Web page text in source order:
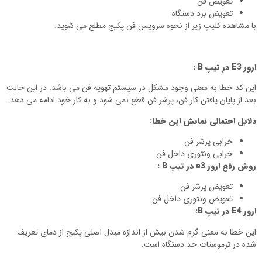
تعویض برد دستگاه
با مشاهده کلیپ زیر از نحوه سرویس فن پکیج مطلع می شوید.
ارورE3 در تیپ
:
این کد خطا به معنی وجود مشکل در سیستم تهویه فن می باشد. در این حالت
بعد از پایان یافتن کار فن، پرشر فن قطع نمی شود و به کار خود ادامه می دهد.
دلایل احتمالی نمایش این خطا:
خرابی پرشر فن
خرابی ونتوری داخل فن
روش رفع ارورe3در تیپ
:
تعویض پرشر فن
تعویض ونتوری داخل فن
ارورE4 در تیپB
:
این خطا به معنی گرم شدن بیش از اندازه مبدل اصلی پکیج از دمای تعریف
شده در ترموستات حد دستگاه است.